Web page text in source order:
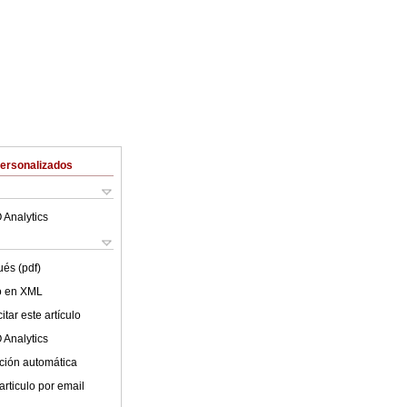
Analytics
(pdf)
en XML
este artículo
Analytics
automática
por email